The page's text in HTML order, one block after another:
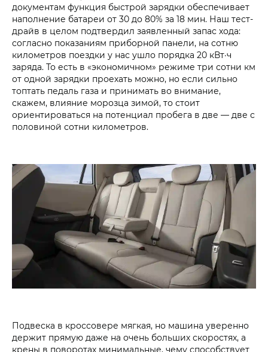
документам функция быстрой зарядки обеспечивает
наполнение батареи от 30 до 80% за 18 мин. Наш тест-
драйв в целом подтвердил заявленный запас хода:
согласно показаниям приборной панели, на сотню
километров поездки у нас ушло порядка 20 кВт·ч
заряда. То есть в «экономичном» режиме три сотни км
от одной зарядки проехать можно, но если сильно
топтать педаль газа и принимать во внимание,
скажем, влияние морозца зимой, то стоит
ориентироваться на потенциал пробега в две — две с
половиной сотни километров.
Подвеска в кроссовере мягкая, но машина уверенно
держит прямую даже на очень больших скоростях, а
крены в поворотах минимальные, чему способствует